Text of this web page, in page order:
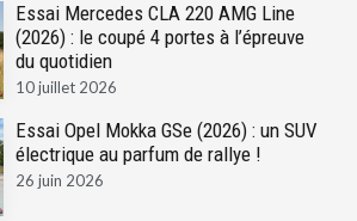
Essai Mercedes CLA 220 AMG Line
(2026) : le coupé 4 portes à l’épreuve
du quotidien
10 juillet 2026
Essai Opel Mokka GSe (2026) : un SUV
électrique au parfum de rallye !
26 juin 2026